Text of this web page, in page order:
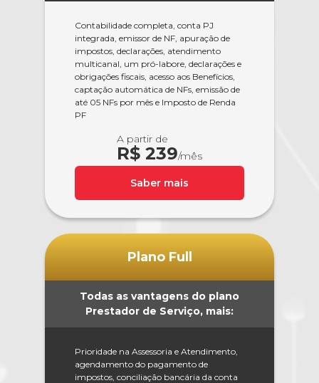
Contabilidade completa, conta PJ
integrada, emissor de NF, apuração de
impostos, declarações, atendimento
multicanal, um pró-labore, declarações e
obrigações fiscais, acesso aos Benefícios,
captação automática de NFs, emissão de
até 05 NFs por mês e Imposto de Renda
PF
A partir de
R$ 239/mês
Saber mais
Plano Full
Todas as vantagens do plano
Prestador de Serviço, mais:
Prioridade na Assessoria e Atendimento,
agendamento do pagamento de
impostos, conciliação bancária da conta